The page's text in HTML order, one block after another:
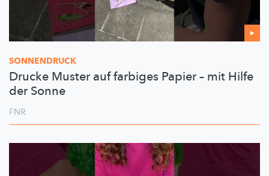
SONNENDRUCK
Drucke Muster auf farbiges Papier – mit Hilfe
der Sonne
FNR